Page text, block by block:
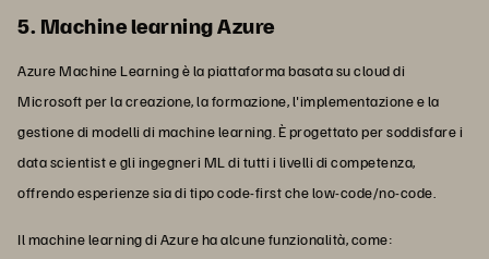
5. Machine learning Azure
Azure Machine Learning è la piattaforma basata su cloud di
Microsoft per la creazione, la formazione, l'implementazione e la
gestione di modelli di machine learning. È progettato per soddisfare i
data scientist e gli ingegneri ML di tutti i livelli di competenza,
offrendo esperienze sia di tipo code-first che low-code/no-code.
Il machine learning di Azure ha alcune funzionalità, come: